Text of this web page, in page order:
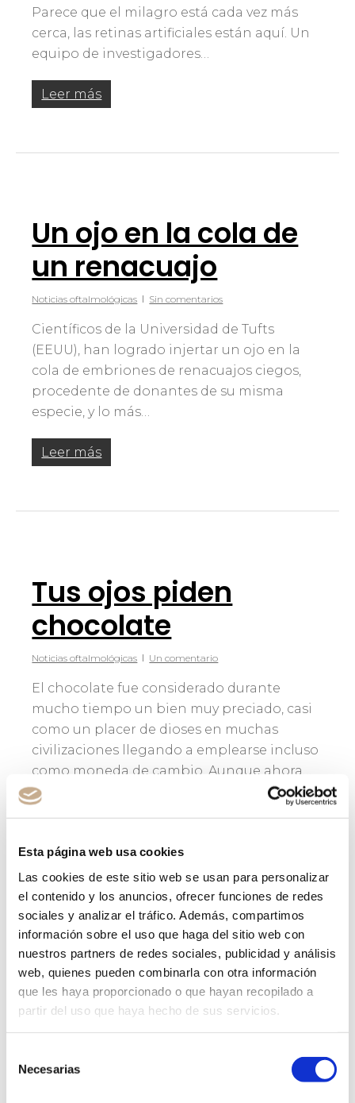
Esta página web usa cookies
Las cookies de este sitio web se usan para personalizar
el contenido y los anuncios, ofrecer funciones de redes
sociales y analizar el tráfico. Además, compartimos
información sobre el uso que haga del sitio web con
nuestros partners de redes sociales, publicidad y análisis
web, quienes pueden combinarla con otra información
que les haya proporcionado o que hayan recopilado a
partir del uso que haya hecho de sus servicios.
Necesarias
Parece que el milagro está cada vez más
cerca, las retinas artificiales están aquí. Un
equipo de investigadores…
Leer más
Un ojo en la cola de
un renacuajo
Noticias oftalmológicas Sin comentarios
Científicos de la Universidad de Tufts
(EEUU), han logrado injertar un ojo en la
cola de embriones de renacuajos ciegos,
procedente de donantes de su misma
especie, y lo más…
Leer más
Tus ojos piden
chocolate
Noticias oftalmológicas Un comentario
El chocolate fue considerado durante
mucho tiempo un bien muy preciado, casi
como un placer de dioses en muchas
civilizaciones llegando a emplearse incluso
como moneda de cambio. Aunque ahora…
Barcelona acogerá
el Congreso Mundial
de Oftalmología en